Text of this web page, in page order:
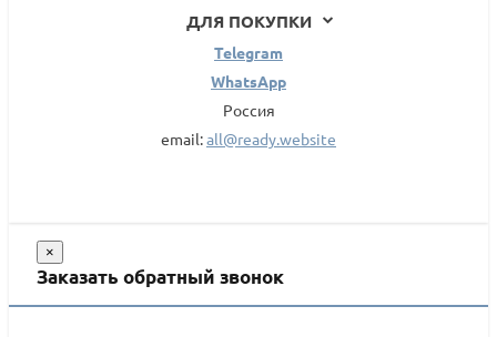
ДЛЯ ПОКУПКИ
Telegram
WhatsApp
Россия
email:all@ready.website
×
Заказать обратный звонок